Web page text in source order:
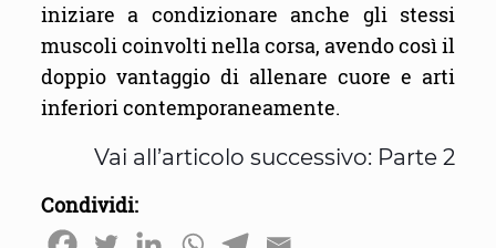
iniziare a condizionare anche gli stessi
muscoli coinvolti nella corsa, avendo così il
doppio vantaggio di allenare cuore e arti
inferiori contemporaneamente.
Vai all’articolo successivo: Parte 2
Condividi: